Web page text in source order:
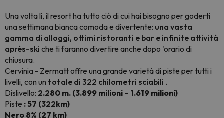
Una volta lì, il resort ha tutto ciò di cui hai bisogno per goderti
una settimana bianca comoda e divertente: una vasta
gamma di alloggi, ottimi ristoranti e bar e infinite attività
après-ski che ti faranno divertire anche dopo 'orario di
chiusura.
Cervinia - Zermatt offre una grande varietà di piste per tutti i
livelli, con un totale di 322 chilometri sciabili .
Dislivello: 2.280 m. (3.899 milioni – 1.619 milioni)
Piste : 57 (322km)
Nero 8% (27 km)